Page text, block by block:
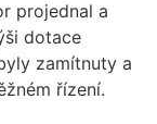
projednal a
dotace
zamítnuty a
řízení.